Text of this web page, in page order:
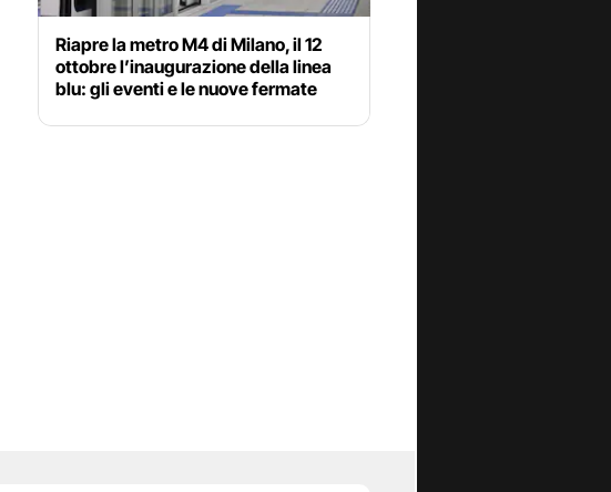
Riapre la metro M4 di Milano, il 12
ottobre l’inaugurazione della linea
blu: gli eventi e le nuove fermate